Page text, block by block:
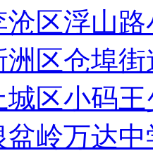
沧区浮山
洲区仓埠
城区小码
盆岭万达